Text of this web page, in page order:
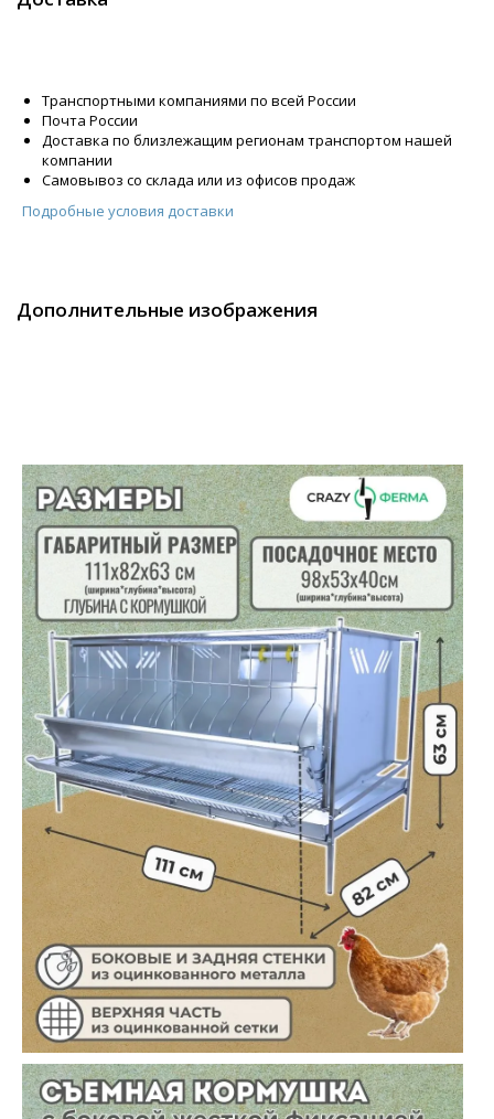
Транспортными компаниями по всей России
Почта России
Доставка по близлежащим регионам транспортом нашей
компании
Самовывоз со склада или из офисов продаж
Подробные условия доставки
Дополнительные изображения